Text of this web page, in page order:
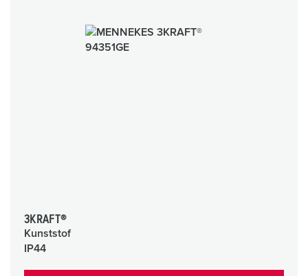
3KRAFT®
Kunststof
IP44